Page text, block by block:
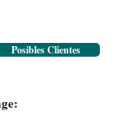
Posibles Clientes